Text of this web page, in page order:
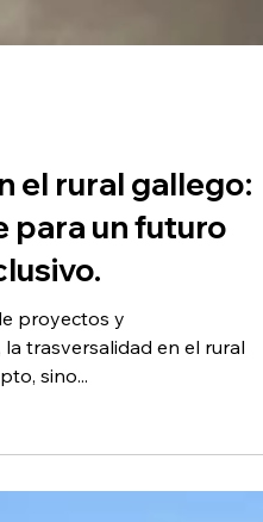
el rural gallego:
proyectos y
trasversalidad en el rural